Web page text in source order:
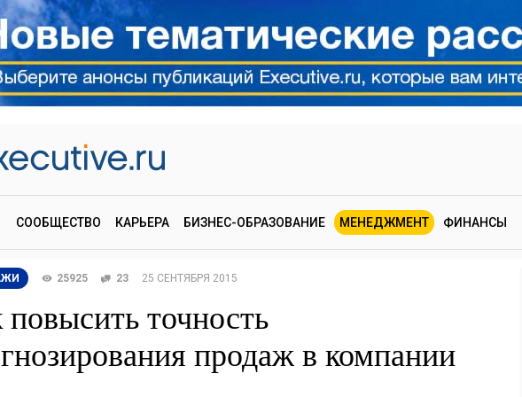
СООБЩЕСТВО КАРЬЕРА БИЗНЕС-ОБРАЗОВАНИЕ МЕНЕДЖМЕНТ ФИНАНСЫ
25925 23 25 СЕНТЯБРЯ 2015
точность
продаж в компании